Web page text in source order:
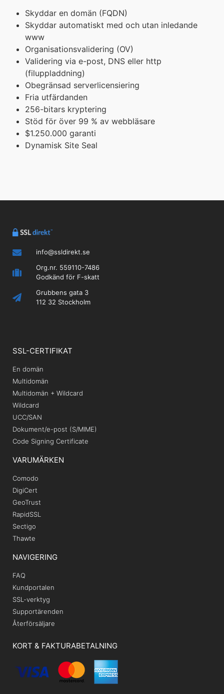
Skyddar en domän (FQDN)
Skyddar automatiskt med och utan inledande
www
Organisationsvalidering (OV)
Validering via e-post, DNS eller http
(filuppladdning)
Obegränsad serverlicensiering
Fria utfärdanden
256-bitars kryptering
Stöd för över 99 % av webbläsare
$1.250.000 garanti
Dynamisk Site Seal
info@ssldirekt.se
Org.nr. 559110-7486
Godkänd för F-skatt
Grubbens gata 3
112 32 Stockholm
SSL-CERTIFIKAT
En domän
Multidomän
Multidomän + Wildcard
Wildcard
UCC/SAN
Dokument/e-post (S/MIME)
Code Signing Certificate
VARUMÄRKEN
Comodo
DigiCert
GeoTrust
RapidSSL
Sectigo
Thawte
NAVIGERING
FAQ
Kundportalen
SSL-verktyg
Supportärenden
Återförsäljare
KORT & FAKTURABETALNING